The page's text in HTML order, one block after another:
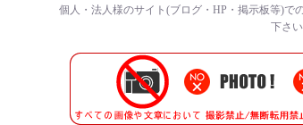
個人・法人様のサイト(ブログ・HP・掲示板等)で
下さい